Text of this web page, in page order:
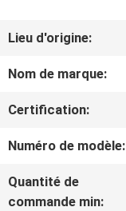
DE
NOUS
VISITE
D'USINE
Lieu d'origine:
Nom de marque:
Certification:
Numéro de modèle:
Quantité de
commande min: